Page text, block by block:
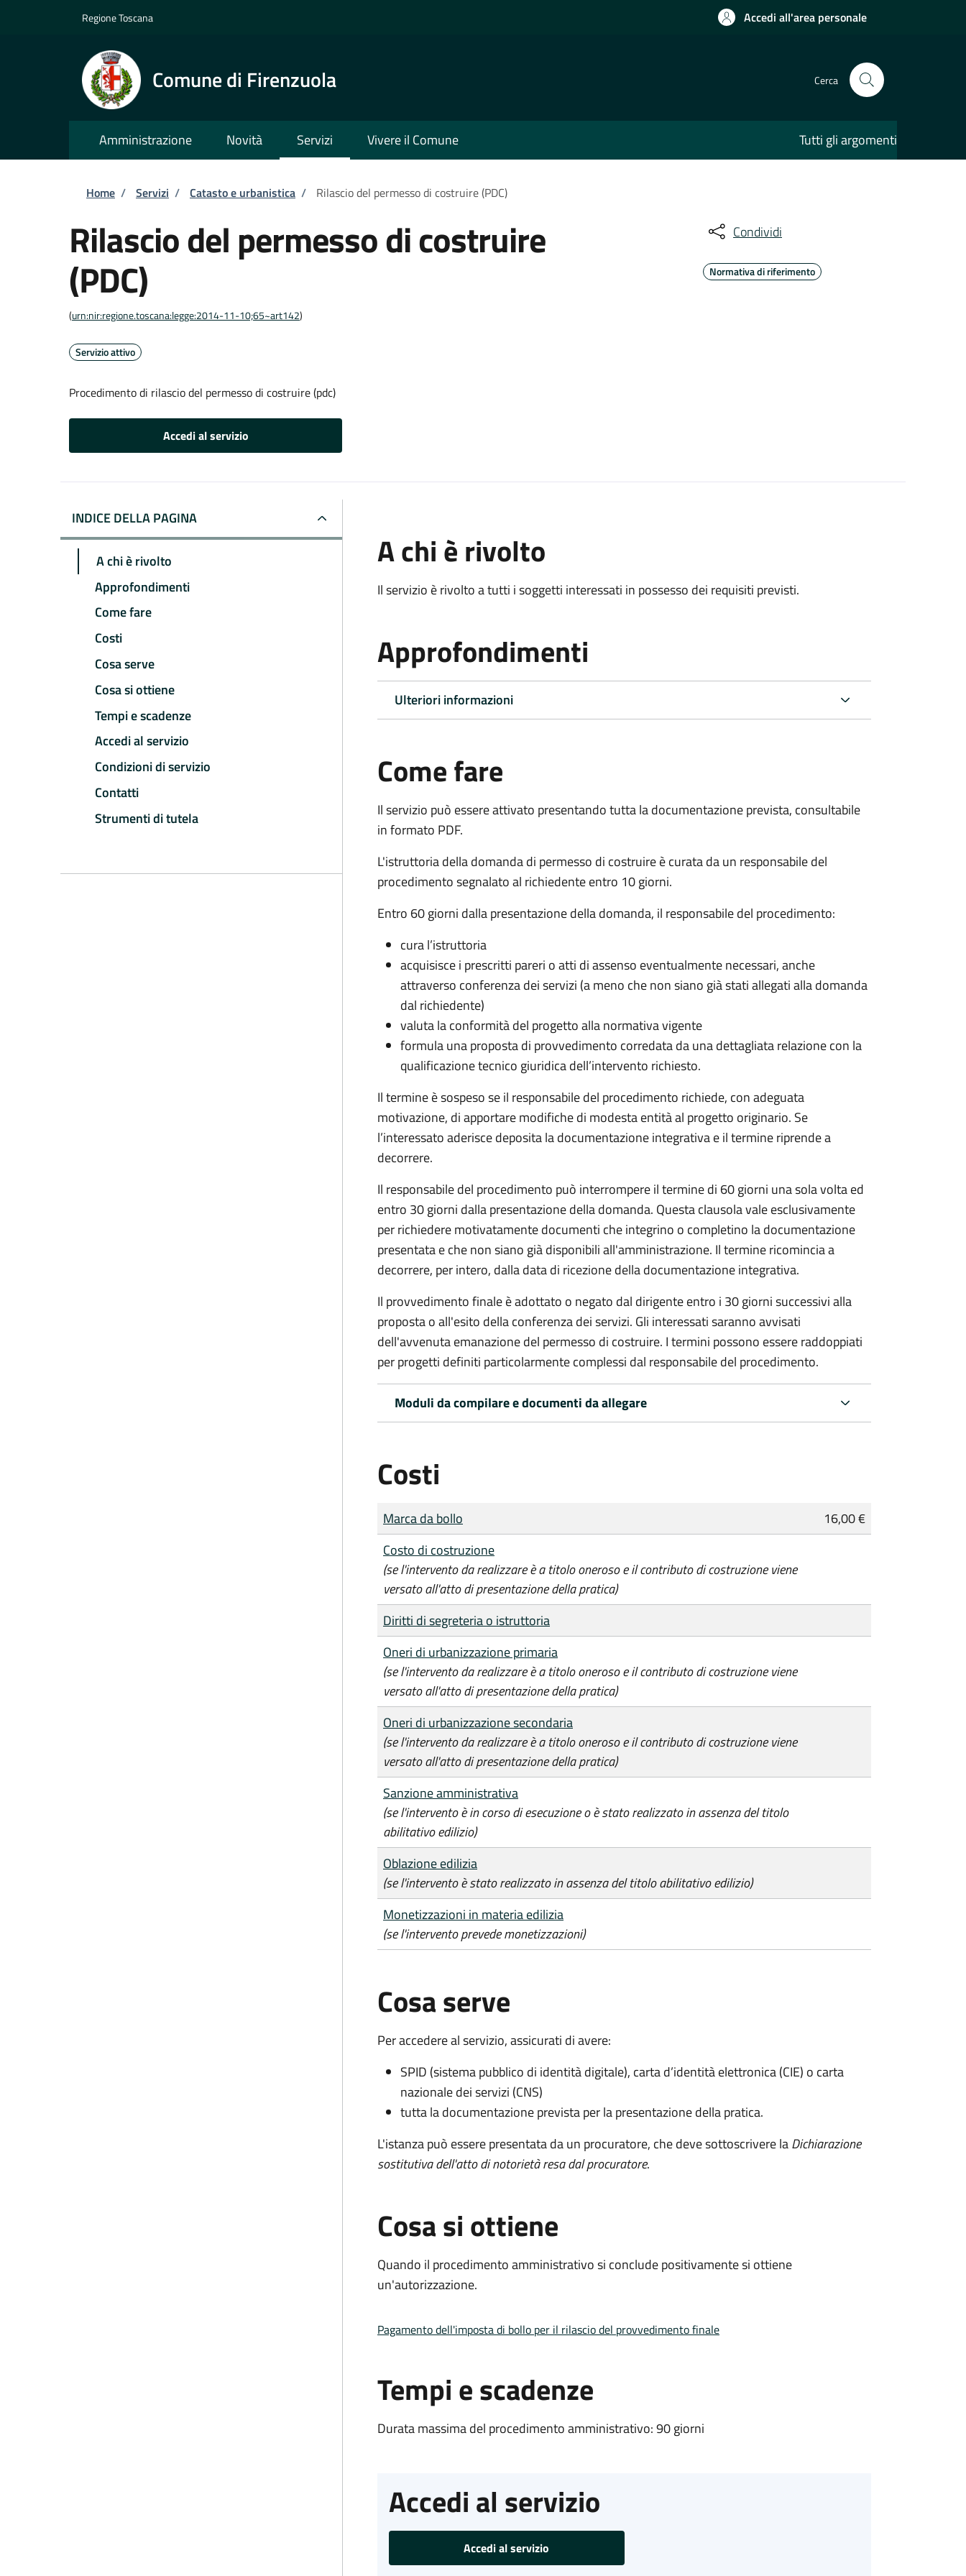
Regione Toscana Accedi all'area personale
Comune di Firenzuola Cerca
Amministrazione Novità Servizi Vivere il Comune Tutti gli argomenti
Briciole di pane
Home / Servizi / Catasto e urbanistica / Rilascio del permesso di costruire (PDC)
Rilascio del permesso di costruire
(PDC)
(urn:nir:regione.toscana:legge:2014-11-10;65~art142)
Servizio attivo
Procedimento di rilascio del permesso di costruire (pdc)
Accedi al servizio
Condividi
Normativa di riferimento
INDICE DELLA PAGINA
A chi è rivolto
Approfondimenti
Come fare
Costi
Cosa serve
Cosa si ottiene
Tempi e scadenze
Accedi al servizio
Condizioni di servizio
Contatti
Strumenti di tutela
A chi è rivolto
Il servizio è rivolto a tutti i soggetti interessati in possesso dei requisiti previsti.
Approfondimenti
Ulteriori informazioni
Come fare
Il servizio può essere attivato presentando tutta la documentazione prevista, consultabile
in formato PDF.
L'istruttoria della domanda di permesso di costruire è curata da un responsabile del
procedimento segnalato al richiedente entro 10 giorni.
Entro 60 giorni dalla presentazione della domanda, il responsabile del procedimento:
cura l’istruttoria
acquisisce i prescritti pareri o atti di assenso eventualmente necessari, anche
attraverso conferenza dei servizi (a meno che non siano già stati allegati alla domanda
dal richiedente)
valuta la conformità del progetto alla normativa vigente
formula una proposta di provvedimento corredata da una dettagliata relazione con la
qualificazione tecnico giuridica dell’intervento richiesto.
Il termine è sospeso se il responsabile del procedimento richiede, con adeguata
motivazione, di apportare modifiche di modesta entità al progetto originario. Se
l’interessato aderisce deposita la documentazione integrativa e il termine riprende a
decorrere.
Il responsabile del procedimento può interrompere il termine di 60 giorni una sola volta ed
entro 30 giorni dalla presentazione della domanda. Questa clausola vale esclusivamente
per richiedere motivatamente documenti che integrino o completino la documentazione
presentata e che non siano già disponibili all'amministrazione. Il termine ricomincia a
decorrere, per intero, dalla data di ricezione della documentazione integrativa.
Il provvedimento finale è adottato o negato dal dirigente entro i 30 giorni successivi alla
proposta o all'esito della conferenza dei servizi. Gli interessati saranno avvisati
dell'avvenuta emanazione del permesso di costruire. I termini possono essere raddoppiati
per progetti definiti particolarmente complessi dal responsabile del procedimento.
Moduli da compilare e documenti da allegare
Costi
Tipo di pagamento
Importo
Marca da bollo
16,00 €
Costo di costruzione
(se l'intervento da realizzare è a titolo oneroso e il contributo di costruzione viene
versato all'atto di presentazione della pratica)
Diritti di segreteria o istruttoria
Oneri di urbanizzazione primaria
(se l'intervento da realizzare è a titolo oneroso e il contributo di costruzione viene
versato all'atto di presentazione della pratica)
Oneri di urbanizzazione secondaria
(se l'intervento da realizzare è a titolo oneroso e il contributo di costruzione viene
versato all'atto di presentazione della pratica)
Sanzione amministrativa
(se l'intervento è in corso di esecuzione o è stato realizzato in assenza del titolo
abilitativo edilizio)
Oblazione edilizia
(se l'intervento è stato realizzato in assenza del titolo abilitativo edilizio)
Monetizzazioni in materia edilizia
(se l'intervento prevede monetizzazioni)
Cosa serve
Per accedere al servizio, assicurati di avere:
SPID (sistema pubblico di identità digitale), carta d’identità elettronica (CIE) o carta
nazionale dei servizi (CNS)
tutta la documentazione prevista per la presentazione della pratica.
L'istanza può essere presentata da un procuratore, che deve sottoscrivere laDichiarazione
sostitutiva dell'atto di notorietà resa dal procuratore.
Cosa si ottiene
Quando il procedimento amministrativo si conclude positivamente si ottiene
un'autorizzazione.
Pagamento dell'imposta di bollo per il rilascio del provvedimento finale
Tempi e scadenze
Durata massima del procedimento amministrativo: 90 giorni
Accedi al servizio
Accedi al servizio